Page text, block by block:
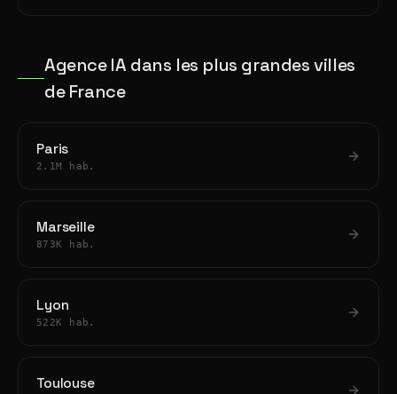
Agence IA dans les plus grandes villes
de France
Paris
2.1M hab.
Marseille
873K hab.
Lyon
522K hab.
Toulouse